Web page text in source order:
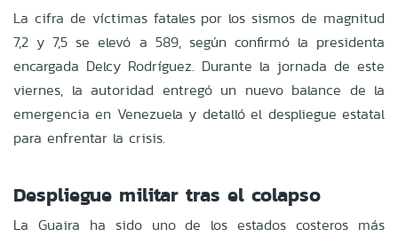
La cifra de víctimas fatales por los sismos de magnitud
7,2 y 7,5 se elevó a 589, según confirmó la presidenta
encargada Delcy Rodríguez. Durante la jornada de este
viernes, la autoridad entregó un nuevo balance de la
emergencia en Venezuela y detalló el despliegue estatal
para enfrentar la crisis.
Despliegue militar tras el colapso
La Guaira ha sido uno de los estados costeros más